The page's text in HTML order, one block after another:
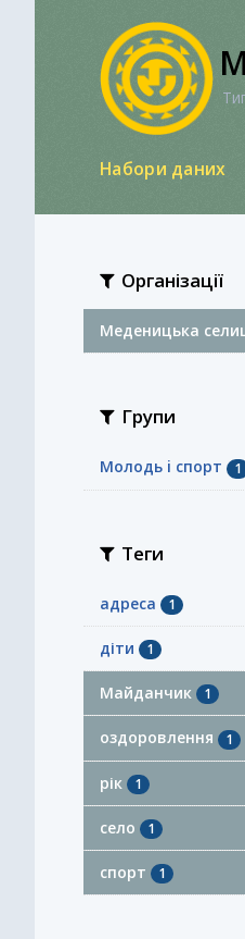
Набори даних
Організації
Меденицька
Групи
Молодь i спорт 1
Теги
адреса 1
діти 1
Майданчик 1
оздоровлення 1
рік 1
село 1
спорт 1